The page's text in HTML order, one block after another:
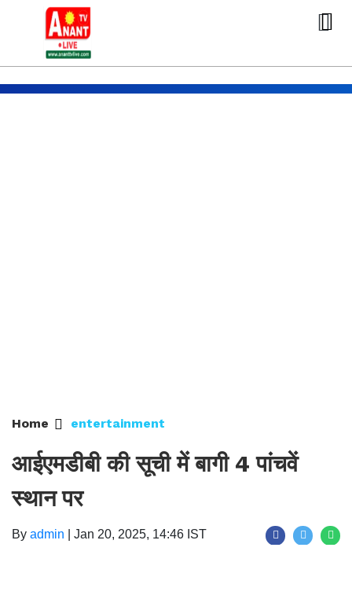
Home entertainment
आईएमडीबी की सूची में बागी 4 पांचवें
स्थान पर
By admin Jan 20, 2025, 14:46 IST